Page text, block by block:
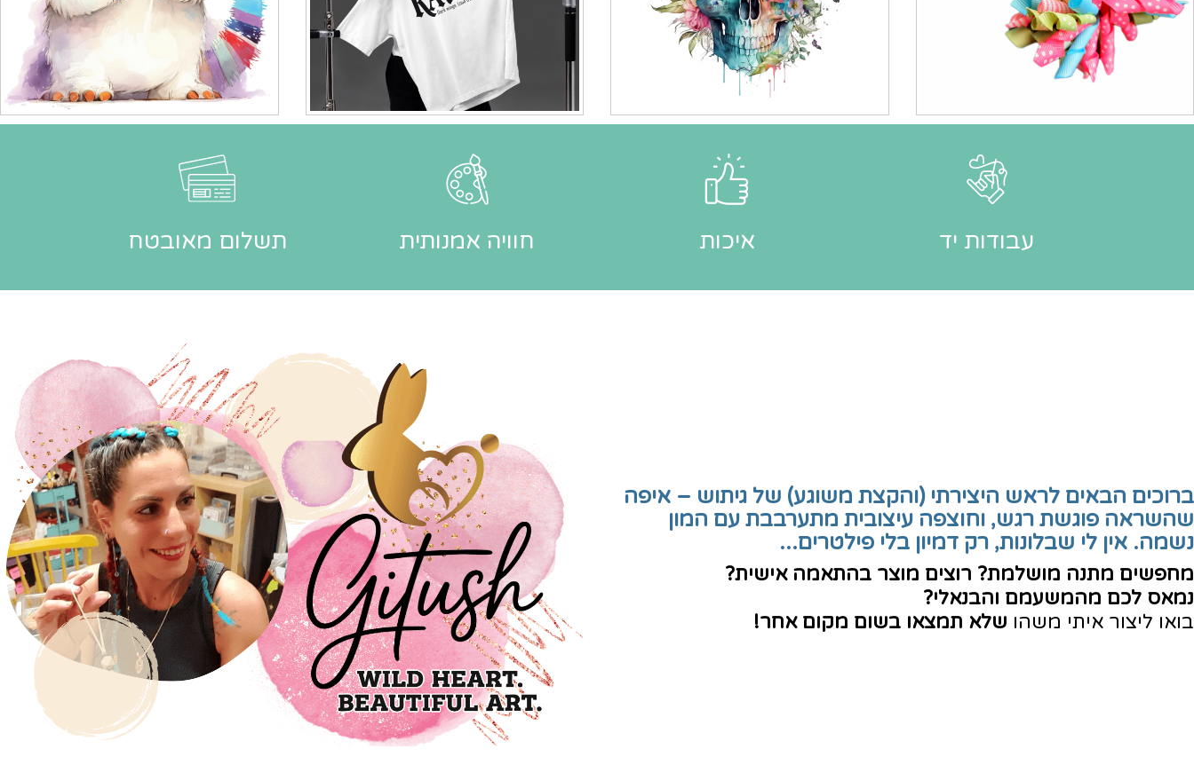
עבודות יד איכות חוויה אמנותית תשלום מאובטח
ברוכים הבאים לראש היצירתי (והקצת משוגע) של גיתוש – איפה
שהשראה פוגשת רגש, וחוצפה עיצובית מתערבבת עם המון
נשמה. אין לי שבלונות, רק דמיון בלי פילטרים...
מחפשים מתנה מושלמת? רוצים מוצר בהתאמה אישית?
נמאס לכם מהמשעמם והבנאלי?
בואו ליצור איתי משהו שלא תמצאו בשום מקום אחר!